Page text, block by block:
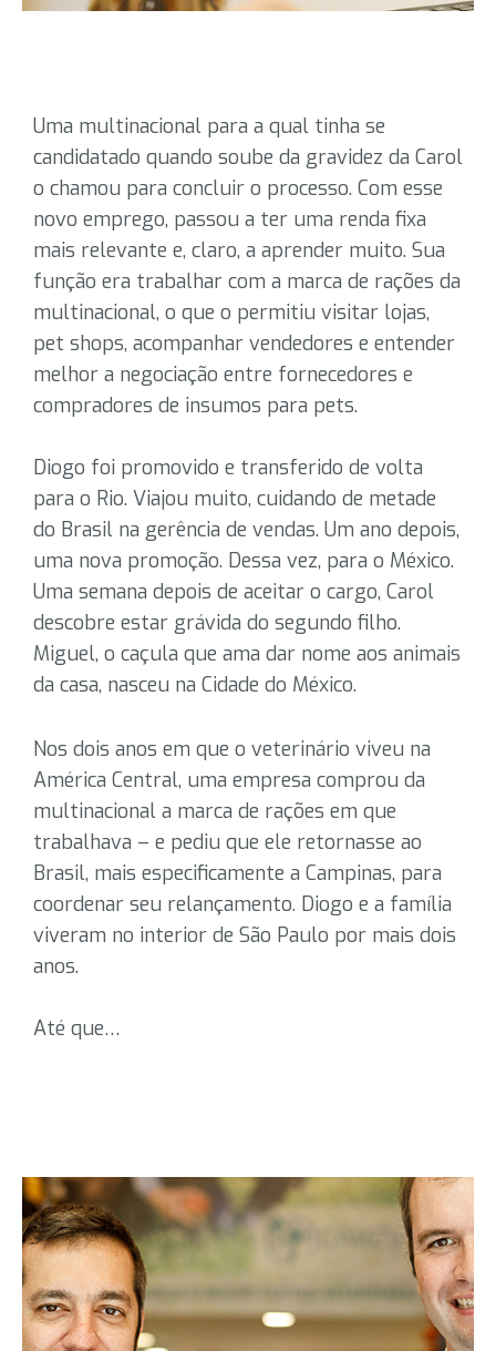
Uma multinacional para a qual tinha se
candidatado quando soube da gravidez da Carol
o chamou para concluir o processo. Com esse
novo emprego, passou a ter uma renda fixa
mais relevante e, claro, a aprender muito. Sua
função era trabalhar com a marca de rações da
multinacional, o que o permitiu visitar lojas,
pet shops, acompanhar vendedores e entender
melhor a negociação entre fornecedores e
compradores de insumos para pets.
Diogo foi promovido e transferido de volta
para o Rio. Viajou muito, cuidando de metade
do Brasil na gerência de vendas. Um ano depois,
uma nova promoção. Dessa vez, para o México.
Uma semana depois de aceitar o cargo, Carol
descobre estar grávida do segundo filho.
Miguel, o caçula que ama dar nome aos animais
da casa, nasceu na Cidade do México.
Nos dois anos em que o veterinário viveu na
América Central, uma empresa comprou da
multinacional a marca de rações em que
trabalhava – e pediu que ele retornasse ao
Brasil, mais especificamente a Campinas, para
coordenar seu relançamento. Diogo e a família
viveram no interior de São Paulo por mais dois
anos.
Até que…